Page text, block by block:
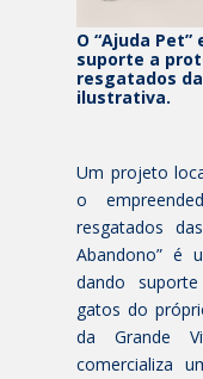
O “Ajuda
suporte a
resgatados
ilustrativa.
Um projeto
o
resgatados
Abandono” é
dando
gatos do
da Grande
comercializa